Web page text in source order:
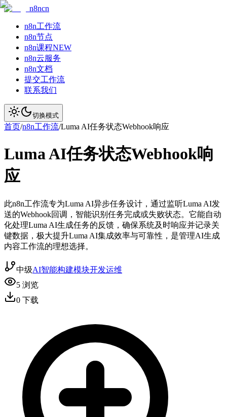
n8ncn
n8n工作流
n8n节点
n8n课程NEW
n8n云服务
n8n文档
提交工作流
联系我们
切换模式
首页/n8n工作流/Luma AI任务状态Webhook响应
Luma AI任务状态Webhook响
应
此n8n工作流专为Luma AI异步任务设计，通过监听Luma AI发
送的Webhook回调，智能识别任务完成或失败状态。它能自动
化处理Luma AI生成任务的反馈，确保系统及时响应并记录关
键数据，极大提升Luma AI集成效率与可靠性，是管理AI生成
内容工作流的理想选择。
中级AI智能构建模块开发运维
5 浏览
0 下载